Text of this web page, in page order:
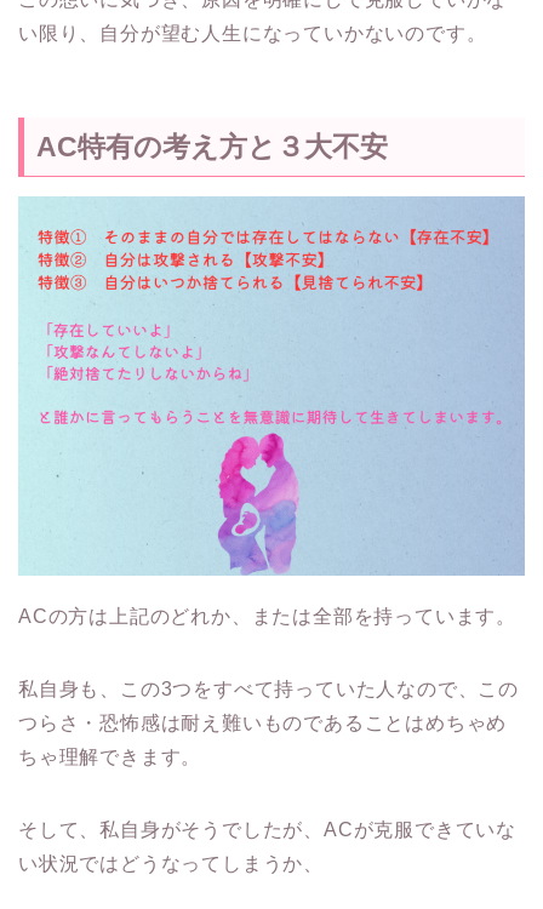
い限り、自分が望む人生になっていかないのです。
AC特有の考え方と３大不安
ACの方は上記のどれか、または全部を持っています。
私自身も、この3つをすべて持っていた人なので、この
つらさ・恐怖感は耐え難いものであることはめちゃめ
ちゃ理解できます。
そして、私自身がそうでしたが、ACが克服できていな
い状況ではどうなってしまうか、